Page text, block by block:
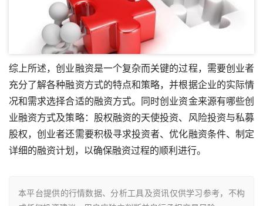
综上所述，创业融资是一个复杂而关键的过程，需要创业者
充分了解各种融资方式的特点和策略，并根据企业的实际情
况和需求选择合适的融资方式。同时创业资金来源有哪些创
业融资方式及策略：股权融资的天使投资、风险投资与私募
股权，创业者还需要积极寻求投资者、优化融资条件、制定
详细的融资计划，以确保融资过程的顺利进行。
本平台提供的行情数据、分析工具及资讯仅供学习参考，不构